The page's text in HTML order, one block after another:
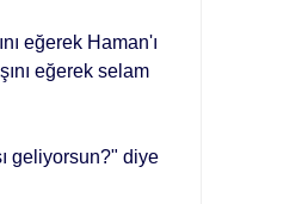
eğerek Haman'ı
eğerek selam
geliyor­sun?" diye